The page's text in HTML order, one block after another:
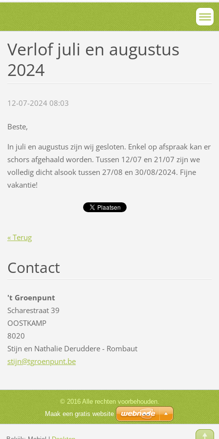
Verlof juli en augustus
2024
12-07-2024 08:03
Beste,
In juli en augustus zijn wij gesloten. Enkel op afspraak kan er
schors afgehaald worden. Tussen 12/07 en 21/07 zijn we
volledig dicht alsook tussen 27/08 en 30/08/2024. Fijne
vakantie!
« Terug
Contact
't Groenpunt
Scharestraat 39
OOSTKAMP
8020
Stijn en Nathalie Deruddere - Rombaut
stijn@tgroenpunt.be
© 2016 Alle rechten voorbehouden.
Maak een gratis website